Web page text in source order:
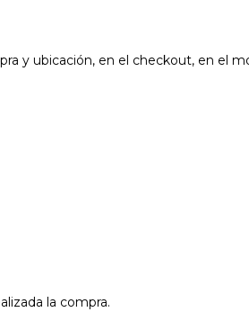
y ubicación, en el checkout, en el
la compra.